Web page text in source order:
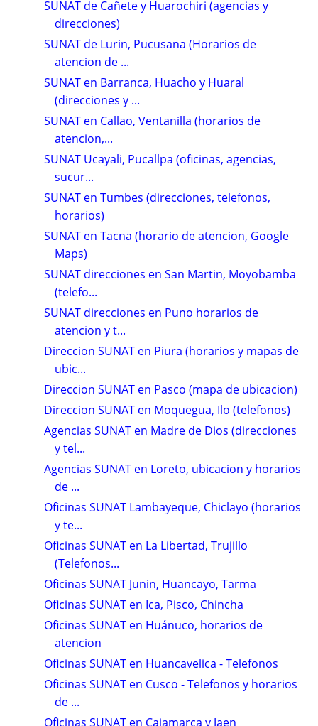
SUNAT de Cañete y Huarochiri (agencias y
direcciones)
SUNAT de Lurin, Pucusana (Horarios de
atencion de ...
SUNAT en Barranca, Huacho y Huaral
(direcciones y ...
SUNAT en Callao, Ventanilla (horarios de
atencion,...
SUNAT Ucayali, Pucallpa (oficinas, agencias,
sucur...
SUNAT en Tumbes (direcciones, telefonos,
horarios)
SUNAT en Tacna (horario de atencion, Google
Maps)
SUNAT direcciones en San Martin, Moyobamba
(telefo...
SUNAT direcciones en Puno horarios de
atencion y t...
Direccion SUNAT en Piura (horarios y mapas de
ubic...
Direccion SUNAT en Pasco (mapa de ubicacion)
Direccion SUNAT en Moquegua, Ilo (telefonos)
Agencias SUNAT en Madre de Dios (direcciones
y tel...
Agencias SUNAT en Loreto, ubicacion y horarios
de ...
Oficinas SUNAT Lambayeque, Chiclayo (horarios
y te...
Oficinas SUNAT en La Libertad, Trujillo
(Telefonos...
Oficinas SUNAT Junin, Huancayo, Tarma
Oficinas SUNAT en Ica, Pisco, Chincha
Oficinas SUNAT en Huánuco, horarios de
atencion
Oficinas SUNAT en Huancavelica - Telefonos
Oficinas SUNAT en Cusco - Telefonos y horarios
de ...
Oficinas SUNAT en Cajamarca y Jaen